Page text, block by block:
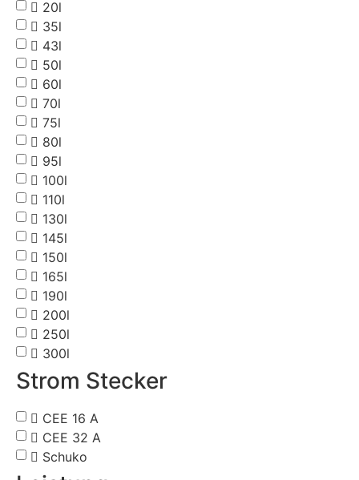
20l
35l
43l
50l
60l
70l
75l
80l
95l
100l
110l
130l
145l
150l
165l
190l
200l
250l
300l
Strom Stecker
CEE 16 A
CEE 32 A
Schuko